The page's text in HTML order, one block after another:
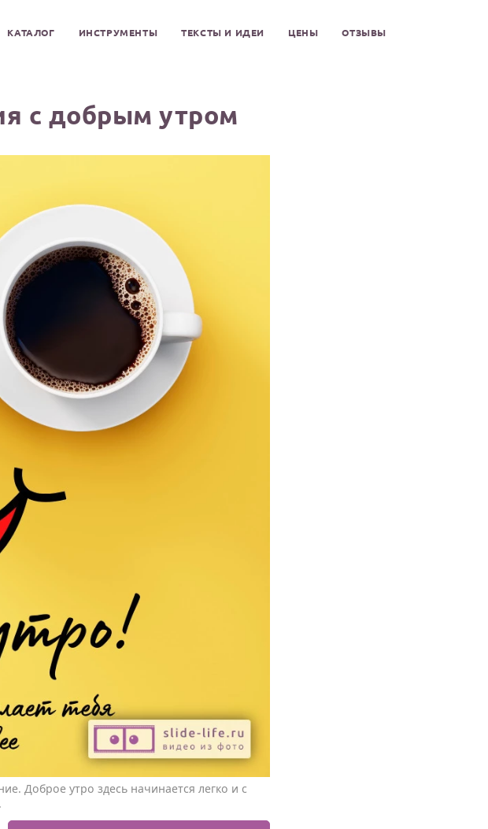
КАТАЛОГ ИНСТРУМЕНТЫ ТЕКСТЫ И ИДЕИ ЦЕНЫ ОТЗЫВЫ
с добрым утром
Доброе утро здесь начинается легко и с